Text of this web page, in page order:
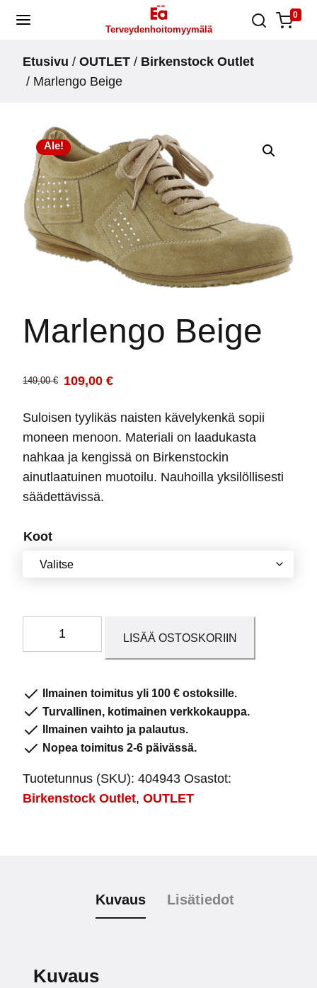
Skip
Terveydenhoitomyymälä
0
Etusivu / OUTLET / Birkenstock Outlet
/ Marlengo Beige
Ale!
Marlengo Beige
149,00€
Alkuperäinen
hinta
149,00 €.
109,00 €
Nykyinen
hinta
109,00 €.
Suloisen tyylikäs naisten kävelykenkä sopii
moneen menoon. Materiali on laadukasta
nahkaa ja kengissä on Birkenstockin
ainutlaatuinen muotoilu. Nauhoilla yksilöllisesti
säädettävissä.
Koot
LISÄÄ OSTOSKORIIN
Ilmainen toimitus yli 100 € ostoksille.
Turvallinen, kotimainen verkkokauppa.
Ilmainen vaihto ja palautus.
Nopea toimitus 2-6 päivässä.
Tuotetunnus (SKU): 404943 Osastot:
Birkenstock Outlet, OUTLET
Kuvaus Lisätiedot
Kuvaus